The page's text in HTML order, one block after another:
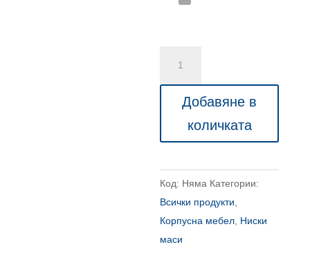
маса
SANOK
Добавяне в
количката
Код: Няма Категории:
Всички продукти
Корпусна мебел Ниски
маси